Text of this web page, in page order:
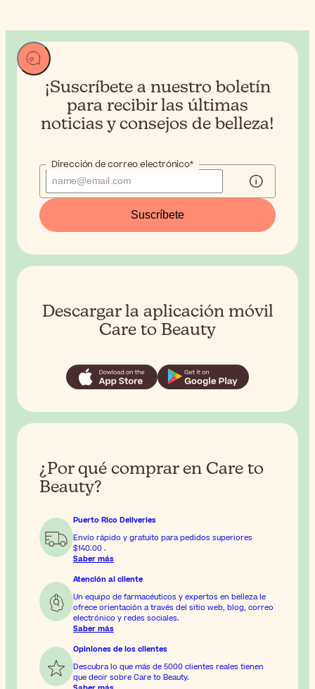
¡Suscríbete a nuestro boletín
para recibir las últimas
noticias y consejos de belleza!
Dirección de correo electrónico*
Suscríbete
Descargar la aplicación móvil
Care to Beauty
¿Por qué comprar en Care to
Beauty?
Puerto Rico Deliveries
Envío rápido y gratuito para pedidos superiores
$140.00 .
Saber más
Atención al cliente
Un equipo de farmacéuticos y expertos en belleza le
ofrece orientación a través del sitio web, blog, correo
electrónico y redes sociales.
Saber más
Opiniones de los clientes
Descubra lo que más de 5000 clientes reales tienen
que decir sobre Care to Beauty.